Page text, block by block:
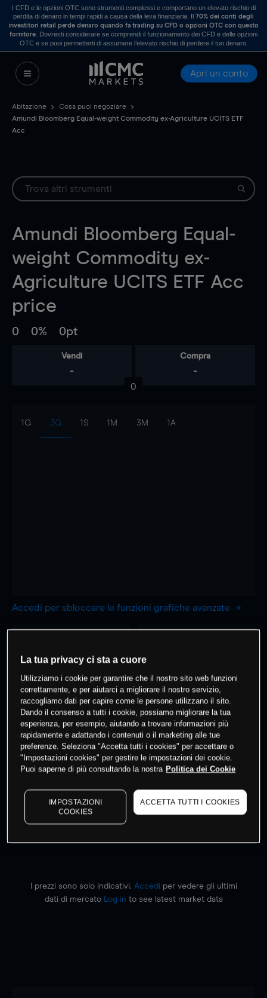
I CFD e le opzioni OTC sono strumenti complessi e comportano un elevato rischio di
perdita di denaro in tempi rapidi a causa della leva finanziaria. Il70% dei conti degli
investitori retail perde denaro quando fa trading su CFD o opzioni OTC con questo
fornitore . Dovresti considerare se comprendi il funzionamento dei CFD e delle opzioni
OTC e se puoi permetterti di assumere l’elevato rischio di perdere il tuo denaro.
Apri un conto
Abitazione
Cosa puoi negoziare
Amundi Bloomberg Equal-weight Commodity ex-Agriculture UCITS ETF
Acc
Amundi Bloomberg Equal-
weight Commodity ex-
Agriculture UCITS ETF Acc
price
0 0% 0pt
Vendi
-
Compra
-
0
1G 3G 1S 1M 3M 1A
Accedi per sbloccare le funzioni grafiche avanzate
7 Giorni
-
30 Giorni
-
0% dei clienti hanno posizionisu
questo prodotto
Fai trading
I prezzi sono solo indicativi. Accedi per vedere gli ultimi
dati di mercato
Log in to see latest market data
La tua privacy ci sta a cuore
Utilizziamo i cookie per garantire che il nostro sito web funzioni
correttamente, e per aiutarci a migliorare il nostro servizio,
raccogliamo dati per capire come le persone utilizzano il sito.
Dando il consenso a tutti i cookie, possiamo migliorare la tua
esperienza, per esempio, aiutando a trovare informazioni più
rapidamente e adattando i contenuti o il marketing alle tue
preferenze. Seleziona "Accetta tutti i cookies" per accettare o
"Impostazioni cookies" per gestire le impostazioni dei cookie.
Puoi saperne di più consultando la nostra Politica dei Cookie
IMPOSTAZIONI
COOKIES
ACCETTA TUTTI I COOKIES